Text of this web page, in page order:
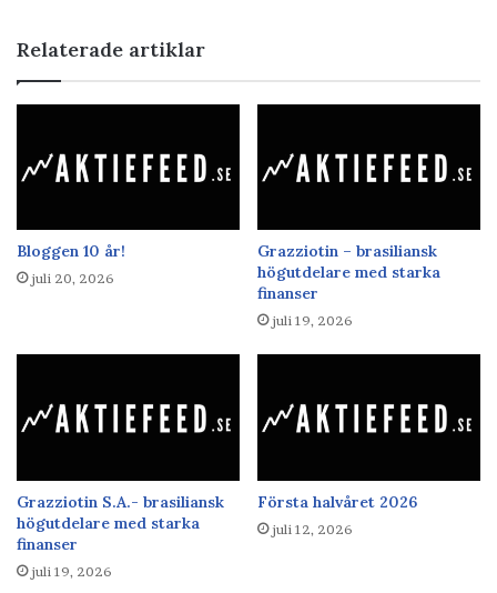
Relaterade artiklar
Bloggen 10 år!
juli 20, 2026
Grazziotin – brasiliansk
högutdelare med starka
finanser
juli 19, 2026
Grazziotin S.A.- brasiliansk
högutdelare med starka
finanser
juli 19, 2026
Första halvåret 2026
juli 12, 2026